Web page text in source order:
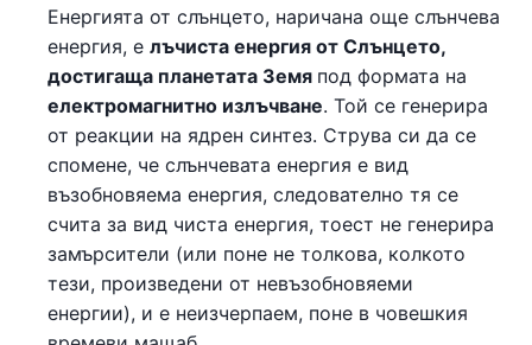
Енергията от слънцето, наричана още слънчева
енергия, е лъчиста енергия от Слънцето,
достигаща планетата Земя под формата на
електромагнитно излъчване. Той се генерира
от реакции на ядрен синтез. Струва си да се
спомене, че слънчевата енергия е вид
възобновяема енергия, следователно тя се
счита за вид чиста енергия, тоест не генерира
замърсители (или поне не толкова, колкото
тези, произведени от невъзобновяеми
енергии), и е неизчерпаем, поне в човешкия